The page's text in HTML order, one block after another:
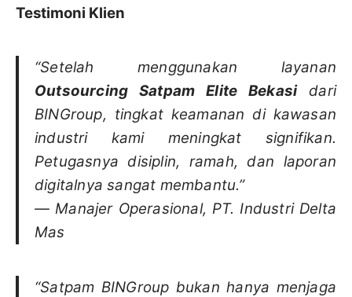
Testimoni Klien
“Setelah menggunakan layanan
Outsourcing Satpam Elite Bekasidari
BINGroup, tingkat keamanan di kawasan
industri kami meningkat signifikan.
Petugasnya disiplin, ramah, dan laporan
digitalnya sangat membantu.”
—Manajer Operasional, PT. Industri Delta
Mas
“Satpam BINGroup bukan hanya menjaga